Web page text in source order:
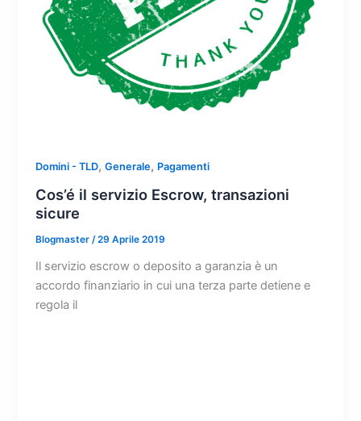
Domini - TLD,Generale, Pagamenti
Cos’é il servizio Escrow, transazioni
sicure
Blogmaster/29 Aprile 2019
Il servizio escrow o deposito a garanzia è un
accordo finanziario in cui una terza parte detiene e
regola il